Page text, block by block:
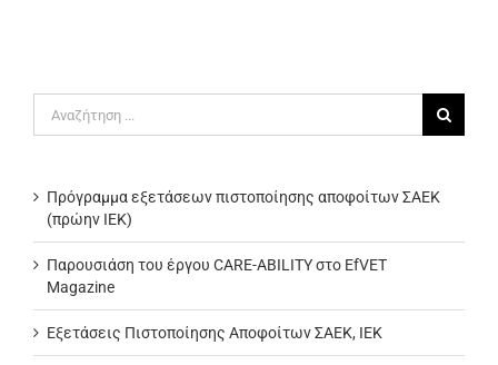
για:
Πρόγραμμα εξετάσεων πιστοποίησης αποφοίτων ΣΑΕΚ
(πρώην ΙΕΚ)
Παρουσιάση του έργου CARE-ABILITY στο EfVET
Magazine
Εξετάσεις Πιστοποίησης Αποφοίτων ΣΑΕΚ, ΙΕΚ